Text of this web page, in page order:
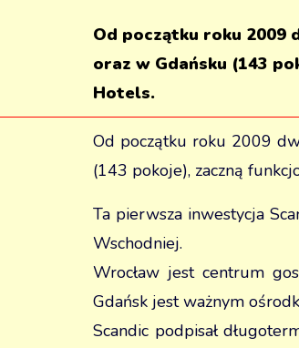
Od początku roku 2009
oraz w Gdańsku (143
Hotels.
Od początku roku 2009
(143 pokoje), zaczną
Ta pierwsza inwestycja
Wschodniej.
Wrocław jest centrum
Gdańsk jest ważnym
Scandic podpisał